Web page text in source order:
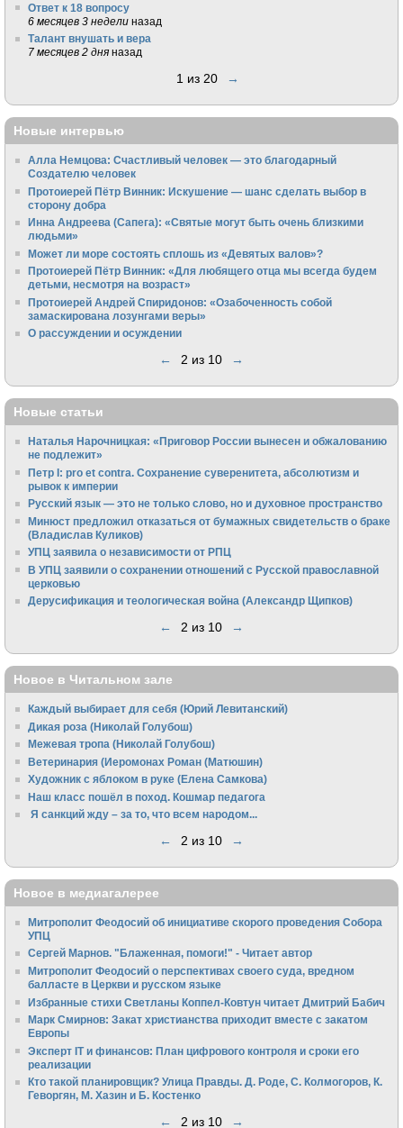
Ответ к 18 вопросу
6 месяцев 3 недели назад
Талант внушать и вера
7 месяцев 2 дня назад
1 из 20 →
Новые интервью
Алла Немцова: Счастливый человек — это благодарный
Создателю человек
Протоиерей Пётр Винник: Искушение — шанс сделать выбор в
сторону добра
Инна Андреева (Сапега): «Святые могут быть очень близкими
людьми»
Может ли море состоять сплошь из «Девятых валов»?
Протоиерей Пётр Винник: «Для любящего отца мы всегда будем
детьми, несмотря на возраст»
Протоиерей Андрей Спиридонов: «Озабоченность собой
замаскирована лозунгами веры»
О рассуждении и осуждении
← 2 из 10 →
Новые статьи
Наталья Нарочницкая: «Приговор России вынесен и обжалованию
не подлежит»
Петр I: pro et contra. Сохранение суверенитета, абсолютизм и
рывок к империи
Русский язык — это не только слово, но и духовное пространство
Минюст предложил отказаться от бумажных свидетельств о браке
(Владислав Куликов)
УПЦ заявила о независимости от РПЦ
В УПЦ заявили о сохранении отношений с Русской православной
церковью
Дерусификация и теологическая война (Александр Щипков)
← 2 из 10 →
Новое в Читальном зале
Каждый выбирает для себя (Юрий Левитанский)
Дикая роза (Николай Голубош)
Межевая тропа (Николай Голубош)
Ветеринария (Иеромонах Роман (Матюшин)
Художник с яблоком в руке (Елена Самкова)
Наш класс пошёл в поход. Кошмар педагога
Я санкций жду – за то, что всем народом...
← 2 из 10 →
Новое в медиагалерее
Митрополит Феодосий об инициативе скорого проведения Собора
УПЦ
Сергей Марнов. "Блаженная, помоги!" - Читает автор
Митрополит Феодосий о перспективах своего суда, вредном
балласте в Церкви и русском языке
Избранные стихи Светланы Коппел-Ковтун читает Дмитрий Бабич
Марк Смирнов: Закат христианства приходит вместе с закатом
Европы
Эксперт IT и финансов: План цифрового контроля и сроки его
реализации
Кто такой планировщик? Улица Правды. Д. Роде, С. Колмогоров, К.
Геворгян, М. Хазин и Б. Костенко
← 2 из 10 →